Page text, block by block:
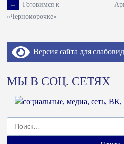
Навигация
по
записям
←
Готовимся к
«Черноморочке»
Версия сайта для
МЫ В СОЦ. СЕТЯХ
Найти: